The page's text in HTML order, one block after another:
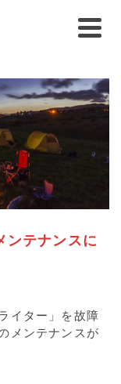
ンテナンスに
イター」を故障
メンテナンスが